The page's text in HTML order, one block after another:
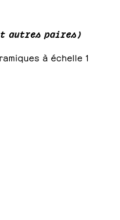
autres paires)
à échelle 1